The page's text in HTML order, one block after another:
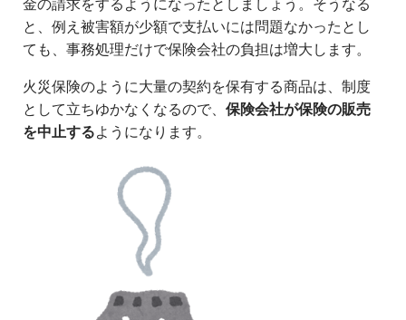
金の請求をするようになったとしましょう。そうなる
と、例え被害額が少額で支払いには問題なかったとし
ても、事務処理だけで保険会社の負担は増大します。
火災保険のように大量の契約を保有する商品は、制度
として立ちゆかなくなるので、 保険会社が保険の販売
を中止するようになります。